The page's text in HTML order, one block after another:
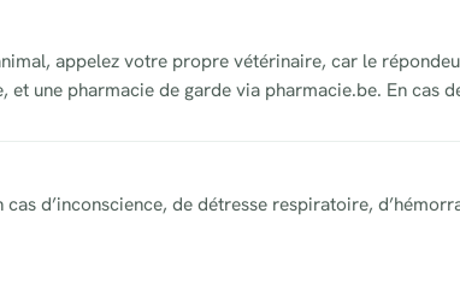
appelez votre propre vétérinaire, car le
une pharmacie de garde via pharmacie.be. En cas
d’inconscience, de détresse respiratoire,